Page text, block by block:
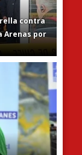
contra
Arenas por